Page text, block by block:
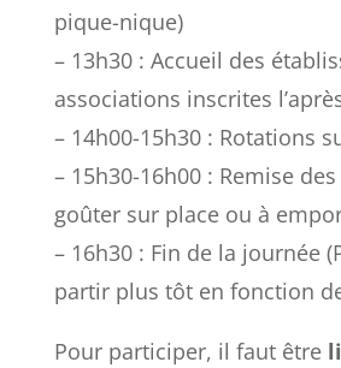
pique-nique)
– 13h30 : Accueil des
associations inscrites
– 14h00-15h30 : Rotations
– 15h30-16h00 : Remise
goûter sur place ou à
– 16h30 : Fin de la journée
partir plus tôt en fonction
Pour participer, il faut être